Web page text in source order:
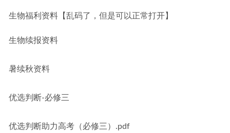
生物福利资料【乱码了，但是可以正常打开】
生物续报资料
暑续秋资料
优选判断-必修三
优选判断助力高考（必修三）.pdf